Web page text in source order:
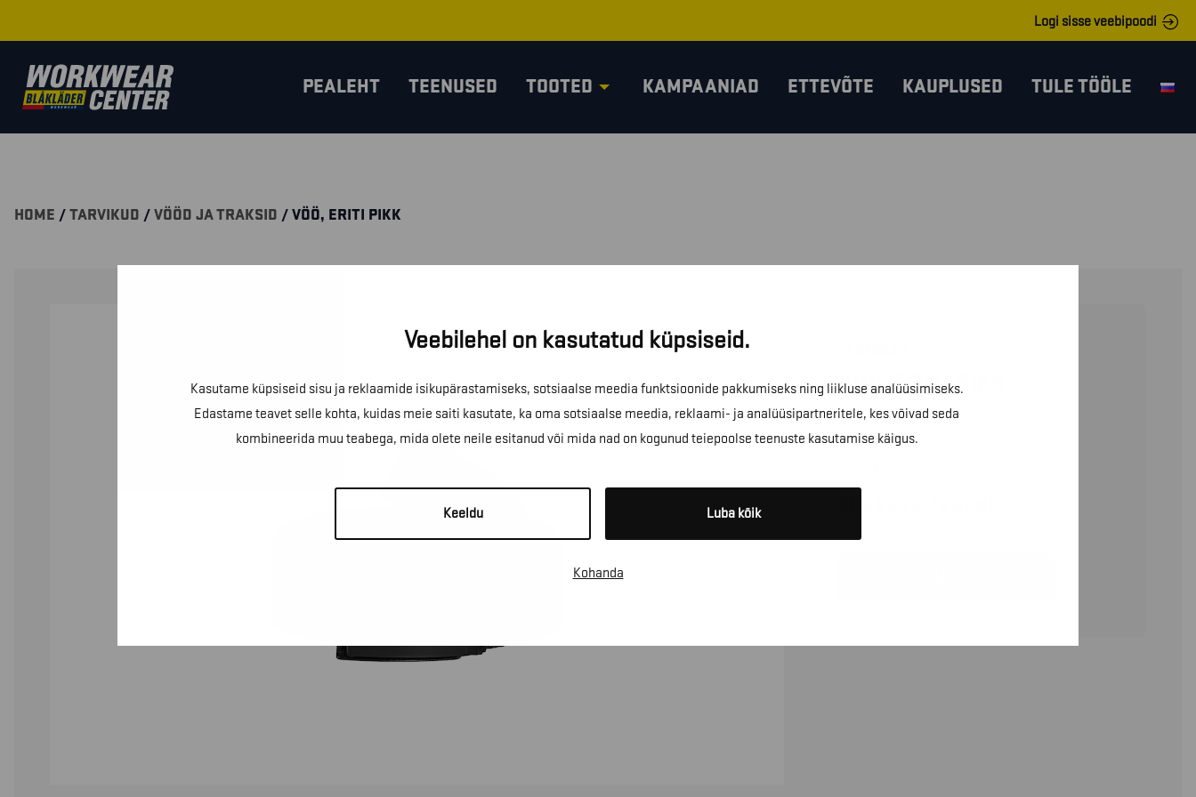
Veebilehel on kasutatud küpsiseid.
Kasutame küpsiseid sisu ja reklaamide isikupärastamiseks, sotsiaalse meedia funktsioonide pakkumiseks ning liikluse analüüsimiseks.
Edastame teavet selle kohta, kuidas meie saiti kasutate, ka oma sotsiaalse meedia, reklaami- ja analüüsipartneritele, kes võivad seda
kombineerida muu teabega, mida olete neile esitanud või mida nad on kogunud teiepoolse teenuste kasutamise käigus.
Keeldu Luba kõik
Kohanda
Logi sisse veebipoodi
PEALEHT TEENUSED TOOTED KAMPAANIAD ETTEVÕTE KAUPLUSED TULE TÖÖLE
HOME /TARVIKUD /VÖÖD JA TRAKSID / VÖÖ, ERITI PIKK
VÖÖ, ERITI PIKK
20,30€